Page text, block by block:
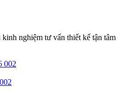
nghiệm tư vấn thiết kế tận tâm
002